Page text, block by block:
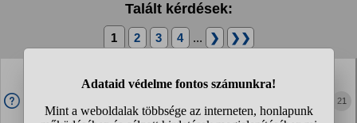
Talált kérdések:
1 2 3 4 ... ❯ ❯❯
Világ életemben 65 kg körül mozogtam. Szültem 2 gyereket,
Ülő munka, dolgozói ebédeltetéssel. 2év alatt 10kg feljött
21